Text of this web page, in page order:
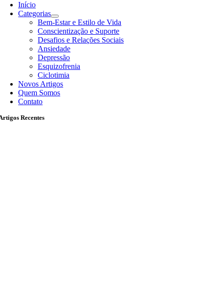
Início
Categorias
Bem-Estar e Estilo de Vida
Conscientização e Suporte
Desafios e Relações Sociais
Ansiedade
Depressão
Esquizofrenia
Ciclotimia
Novos Artigos
Quem Somos
Contato
Recentes